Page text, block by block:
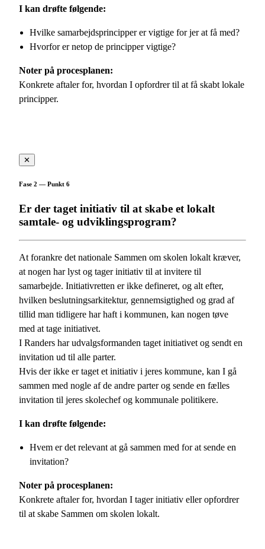
I kan drøfte følgende:
Hvilke samarbejdsprincipper er vigtige for jer at få med?
Hvorfor er netop de principper vigtige?
Noter på procesplanen:
Konkrete aftaler for, hvordan I opfordrer til at få skabt lokale
principper.
✕
Fase 2 — Punkt 6
Er der taget initiativ til at skabe et lokalt
samtale- og udviklingsprogram?
At forankre det nationale Sammen om skolen lokalt kræver,
at nogen har lyst og tager initiativ til at invitere til
samarbejde. Initiativretten er ikke defineret, og alt efter,
hvilken beslutningsarkitektur, gennemsigtighed og grad af
tillid man tidligere har haft i kommunen, kan nogen tøve
med at tage initiativet.
I Randers har udvalgsformanden taget initiativet og sendt en
invitation ud til alle parter.
Hvis der ikke er taget et initiativ i jeres kommune, kan I gå
sammen med nogle af de andre parter og sende en fælles
invitation til jeres skolechef og kommunale politikere.
I kan drøfte følgende:
Hvem er det relevant at gå sammen med for at sende en
invitation?
Noter på procesplanen:
Konkrete aftaler for, hvordan I tager initiativ eller opfordrer
til at skabe Sammen om skolen lokalt.